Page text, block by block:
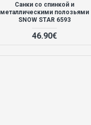
Санки со спинкой и
металлическими полозьями
SNOW STAR 6593
46.90€